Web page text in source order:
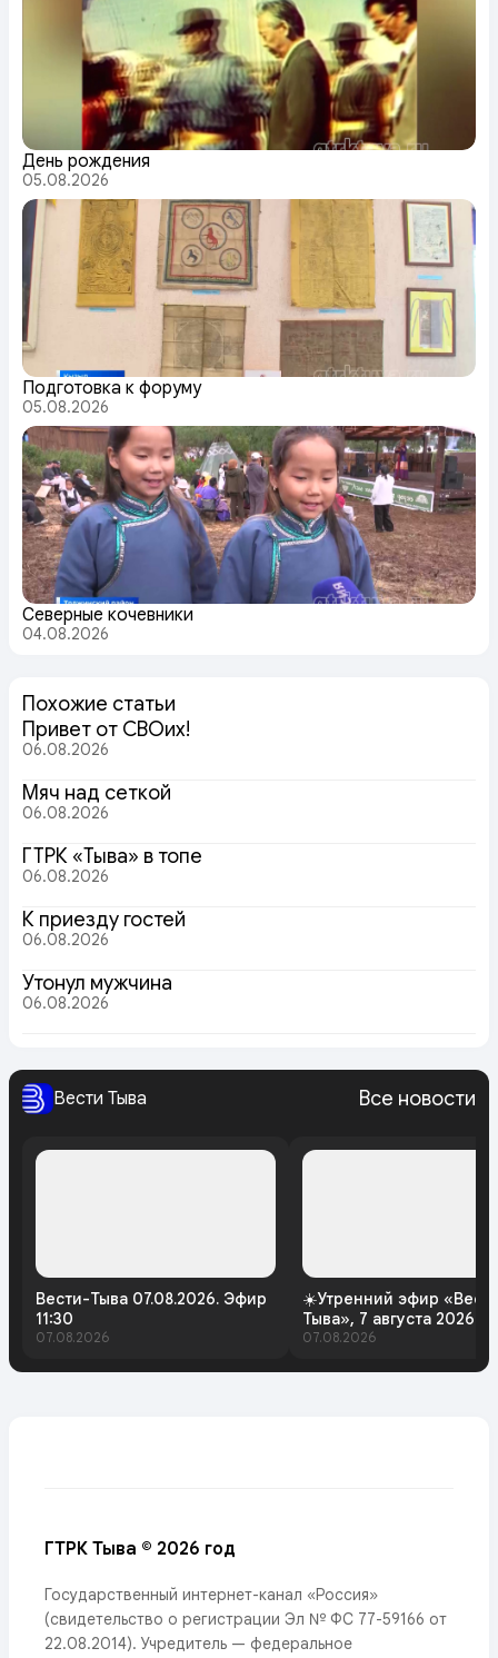
День рождения
05.08.2026
Подготовка к форуму
05.08.2026
Северные кочевники
04.08.2026
Похожие статьи
Привет от СВОих!
06.08.2026
Мяч над сеткой
06.08.2026
ГТРК «Тыва» в топе
06.08.2026
К приезду гостей
06.08.2026
Утонул мужчина
06.08.2026
Вести Тыва Все новости
Вести-Тыва 07.08.2026. Эфир
11:30
07.08.2026
☀️Утренний эфир
Тыва», 7 августа 2026
07.08.2026
ГТРК Тыва © 2026 год
Государственный интернет-канал «Россия»
(свидетельство о регистрации Эл № ФС 77-59166 от
22.08.2014). Учредитель — федеральное